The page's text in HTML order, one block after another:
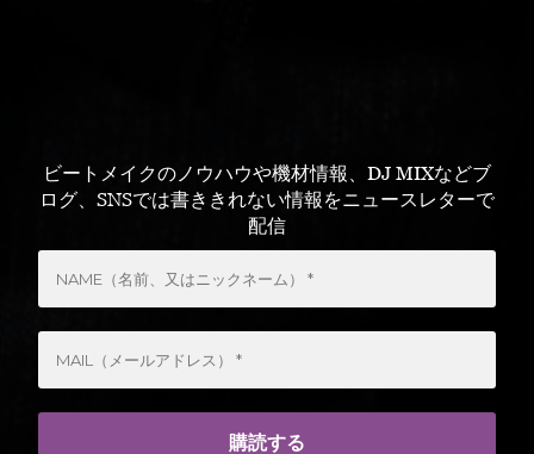
ビートメイクのノウハウや機材情報、DJ MIXなどブ
ログ、SNSでは書ききれない情報をニュースレターで
配信